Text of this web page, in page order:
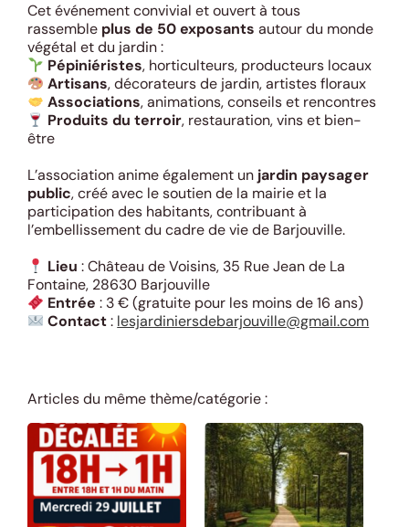
Cet événement convivial et ouvert à tous
rassemble plus de 50 exposants autour du monde
végétal et du jardin :
Pépiniéristes, horticulteurs, producteurs locaux
Artisans, décorateurs de jardin, artistes floraux
Associations, animations, conseils et rencontres
Produits du terroir, restauration, vins et bien-
être
L’association anime également un jardin paysager
public, créé avec le soutien de la mairie et la
participation des habitants, contribuant à
l’embellissement du cadre de vie de Barjouville.
Lieu : Château de Voisins, 35 Rue Jean de La
Fontaine, 28630 Barjouville
Entrée : 3 € (gratuite pour les moins de 16 ans)
Contact: lesjardiniersdebarjouville@gmail.com
Articles du même thème/catégorie :